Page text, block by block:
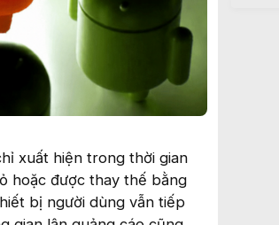
xuất hiện trong thời gian
hoặc được thay thế bằng
bị người dùng vẫn tiếp